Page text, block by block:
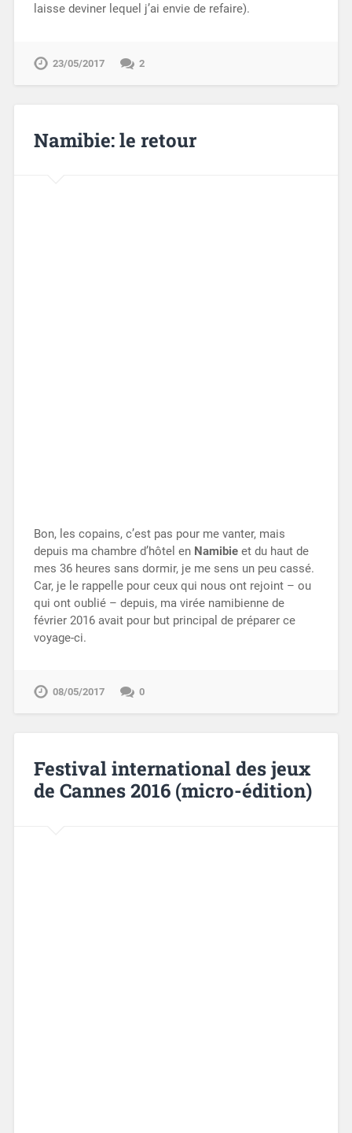
laisse deviner lequel j’ai envie de refaire).
23/05/2017 2
Namibie: le retour
Bon, les copains, c’est pas pour me vanter, mais
depuis ma chambre d’hôtel en Namibieet du haut de
mes 36 heures sans dormir, je me sens un peu cassé.
Car, je le rappelle pour ceux qui nous ont rejoint – ou
qui ont oublié – depuis, ma virée namibienne de
février 2016 avait pour but principal de préparer ce
voyage-ci.
08/05/2017 0
Festival international des jeux
de Cannes 2016 (micro-édition)